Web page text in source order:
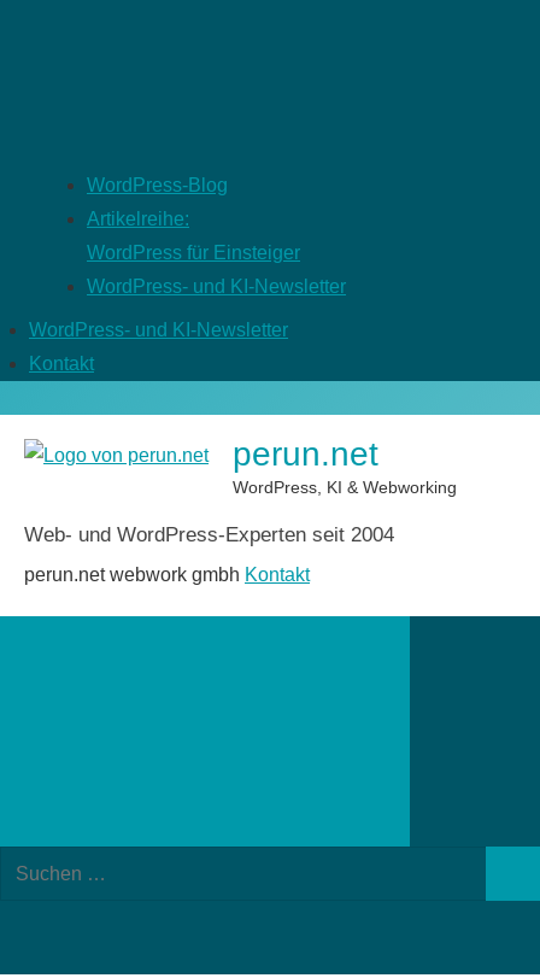
WordPress-Blog
Artikelreihe:
WordPress für Einsteiger
WordPress- und KI-Newsletter
WordPress- und KI-Newsletter
Kontakt
perun.net
WordPress, KI & Webworking
Web- und WordPress-Experten seit 2004
perun.net webwork gmbh Kontakt
Suchen